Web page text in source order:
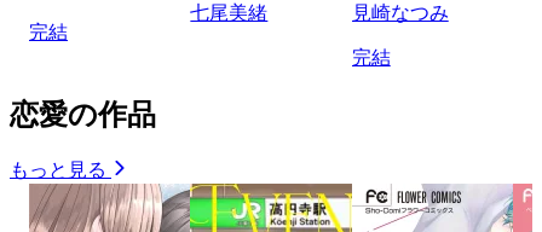
完結
七尾美緒 見崎なつみ
完結
恋愛の作品
もっと見る